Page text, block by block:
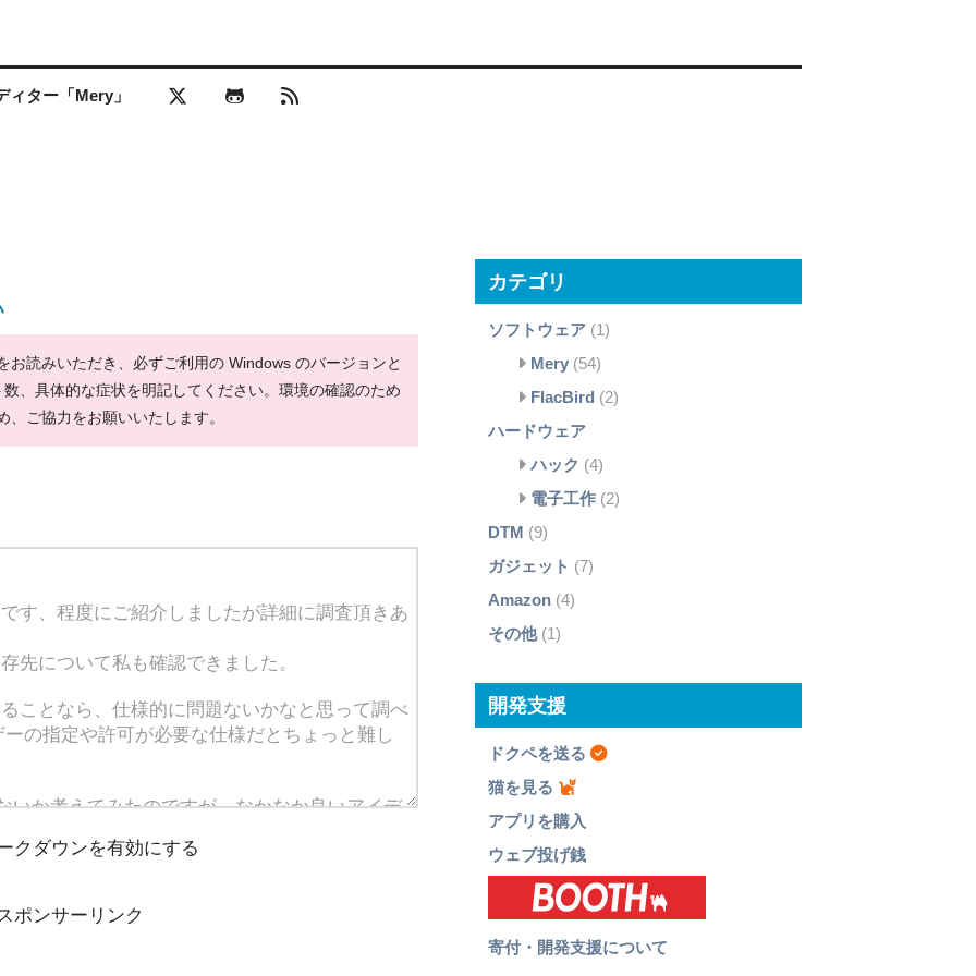
ィター「Mery」
お読みいただき、必ずご利用の Windows のバージョンと
、具体的な症状を明記してください。環境の確認のため
ご協力をお願いいたします。
クダウンを有効にする
ポンサーリンク
カテゴリ
ソフトウェア(1)
Mery (54)
FlacBird (2)
ハードウェア
ハック (4)
電子工作 (2)
DTM (9)
ガジェット (7)
Amazon(4)
その他(1)
開発支援
ドクペを送る
猫を見る
アプリを購入
ウェブ投げ銭
寄付・開発支援について